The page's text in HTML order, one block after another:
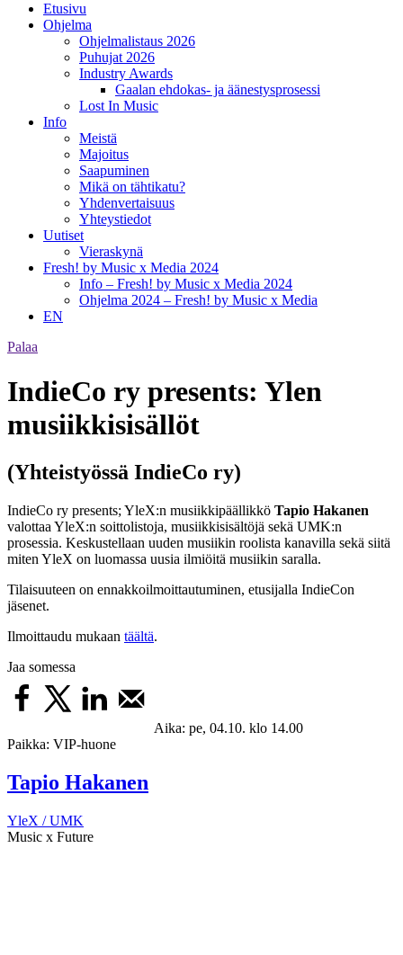
Etusivu
Ohjelma
Ohjelmalistaus 2026
Puhujat 2026
Industry Awards
Gaalan ehdokas- ja äänestysprosessi
Lost In Music
Info
Meistä
Majoitus
Saapuminen
Mikä on tähtikatu?
Yhdenvertaisuus
Yhteystiedot
Uutiset
Vieraskynä
Fresh! by Music x Media 2024
Info – Fresh! by Music x Media 2024
Ohjelma 2024 – Fresh! by Music x Media
EN
Palaa
IndieCo ry presents: Ylen
musiikkisisällöt
(Yhteistyössä IndieCo ry)
IndieCo ry presents; YleX:n musiikkipäällikkö Tapio Hakanen
valottaa YleX:n soittolistoja, musiikkisisältöjä sekä UMK:n
prosessia. Keskustellaan uuden musiikin roolista kanavilla sekä siitä
miten YleX on luomassa uusia ilmiöitä musiikin saralla.
Tilaisuuteen on ennakkoilmoittautuminen, etusijalla IndieCon
jäsenet.
Ilmoittaudu mukaan täältä.
Jaa somessa
Aika: pe, 04.10. klo 14.00
Paikka: VIP-huone
Tapio Hakanen
YleX / UMK
Music x Future